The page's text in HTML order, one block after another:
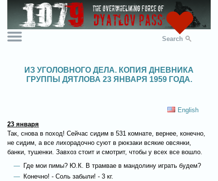
Search
ИЗ УГОЛОВНОГО ДЕЛА. КОПИЯ ДНЕВНИКА
ГРУППЫ ДЯТЛОВА 23 ЯНВАРЯ 1959 ГОДА.
English
23 января
Так, снова в поход! Сейчас сидим в 531 комнате, вернее, конечно,
не сидим, а все лихорадочно суют в рюкзаки всякие овсянки,
банки, тушенки. Завхоз стоит и смотрит, чтобы у всех все вошло.
Где мои пимы? Ю.К. В трамвае в мандолину играть будем?
Конечно! - Соль забыли! - 3 кг.